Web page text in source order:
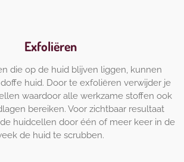
Exfoliëren
die op de huid blijven liggen, kunnen
huid. Door te exfoliëren verwijder je
waardoor alle werkzame stoffen ook
bereiken. Voor zichtbaar resultaat
huidcellen door één of meer keer in de
de huid te scrubben.